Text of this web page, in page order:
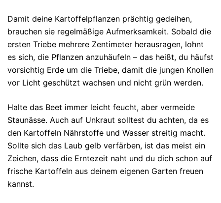
Damit deine Kartoffelpflanzen prächtig gedeihen,
brauchen sie regelmäßige Aufmerksamkeit. Sobald die
ersten Triebe mehrere Zentimeter herausragen, lohnt
es sich, die Pflanzen anzuhäufeln – das heißt, du häufst
vorsichtig Erde um die Triebe, damit die jungen Knollen
vor Licht geschützt wachsen und nicht grün werden.
Halte das Beet immer leicht feucht, aber vermeide
Staunässe. Auch auf Unkraut solltest du achten, da es
den Kartoffeln Nährstoffe und Wasser streitig macht.
Sollte sich das Laub gelb verfärben, ist das meist ein
Zeichen, dass die Erntezeit naht und du dich schon auf
frische Kartoffeln aus deinem eigenen Garten freuen
kannst.